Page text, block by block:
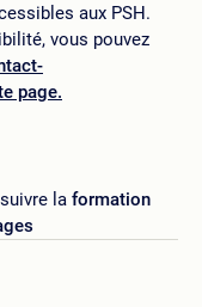
aux PSH.
vous pouvez
page.
la formation